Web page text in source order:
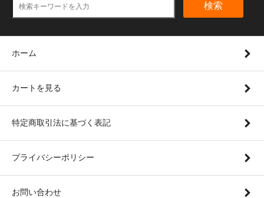
検索
ホーム
カートを見る
特定商取引法に基づく表記
プライバシーポリシー
お問い合わせ